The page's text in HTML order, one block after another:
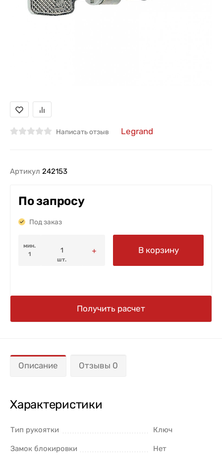
Написать отзыв Legrand
Артикул 242153
По запросу
Под заказ
мин.
1
шт.
В корзину
Получить расчет
Описание Отзывы 0
Характеристики
Тип рукоятки Ключ
Замок блокировки Нет